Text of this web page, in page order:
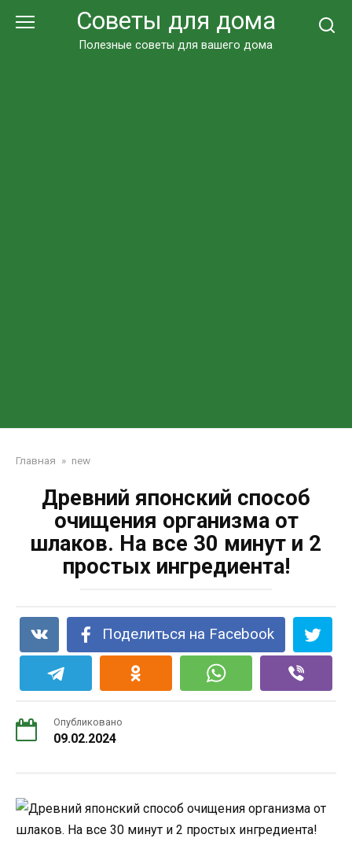
Советы для дома
Полезные советы для вашего дома
Главная » new
Древний японский способ
очищения организма от
шлаков. На все 30 минут и 2
простых ингредиента!
Поделиться на Facebook
Опубликовано
09.02.2024